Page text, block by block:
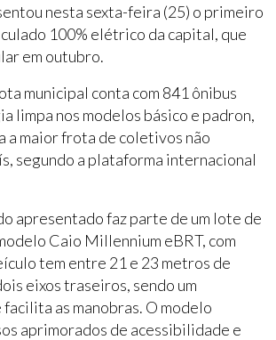
nesta sexta-feira (25) o primeiro
100% elétrico da capital, que
em outubro.
municipal conta com 841 ônibus
limpa nos modelos básico e padron,
a maior frota de coletivos não
segundo a plataforma internacional
apresentado faz parte de um lote de
Caio Millennium eBRT, com
tem entre 21 e 23 metros de
eixos traseiros, sendo um
as manobras. O modelo
aprimorados de acessibilidade e